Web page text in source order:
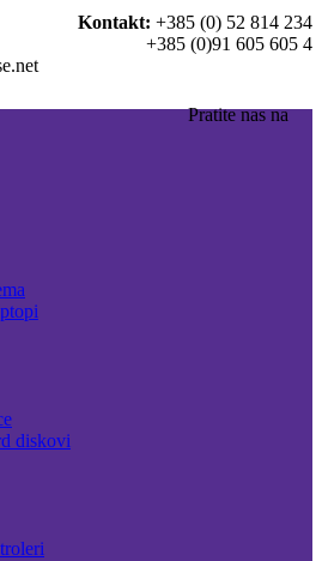
Kontakt: +385 (0) 52 814 234
+385 (0)91 605 605 4
Pratite nas na
diskovi